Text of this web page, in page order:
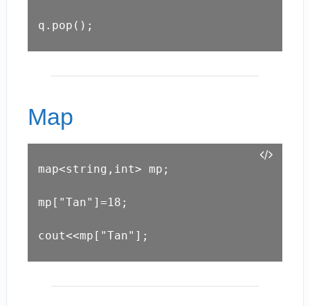
q.pop();
Map
map<string,int> mp;
mp ["Tan"] =18;
cout<<mp ["Tan"] ;